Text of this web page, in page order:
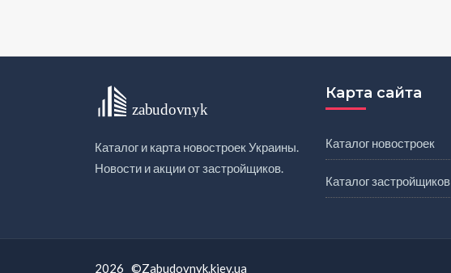
Каталог и карта новостроек Украины.
Новости и акции от застройщиков.
Карта сайта
Каталог новостроек
Каталог застройщиков
2026 ©Zabudovnyk.kiev.ua